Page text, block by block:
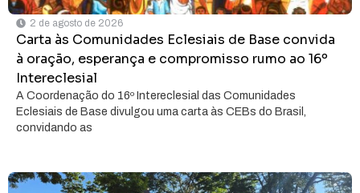
2 de agosto de 2026
Carta às Comunidades Eclesiais de Base convida
à oração, esperança e compromisso rumo ao 16º
Intereclesial
A Coordenação do 16º Intereclesial das Comunidades
Eclesiais de Base divulgou uma carta às CEBs do Brasil,
convidando as